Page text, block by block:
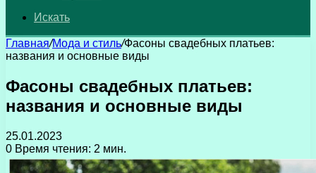
Искать
Главная/Мода и стиль/Фасоны свадебных платьев:
названия и основные виды
Фасоны свадебных платьев:
названия и основные виды
25.01.2023
0 Время чтения: 2 мин.